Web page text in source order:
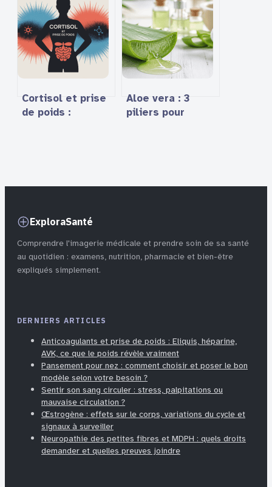
mère : solutions
naturelles
vraiment utiles
ce qu’il faut
vraiment savoir
Cortisol et prise
de poids :
Aloe vera : 3
piliers pour
ExploraSanté
Comprendre l'imagerie médicale et prendre soin de sa santé
au quotidien : examens, nutrition, pharmacie et bien-être
expliqués simplement.
DERNIERS ARTICLES
Anticoagulants et prise de poids : Eliquis, héparine,
AVK, ce que le poids révèle vraiment
Pansement pour nez : comment choisir et poser le bon
modèle selon votre besoin ?
Sentir son sang circuler : stress, palpitations ou
mauvaise circulation ?
Œstrogène : effets sur le corps, variations du cycle et
signaux à surveiller
Neuropathie des petites fibres et MDPH : quels droits
demander et quelles preuves joindre